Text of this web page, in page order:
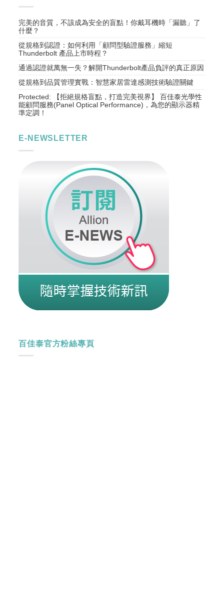
完美的音質，不該成為安全的盲點！你戴耳機時「漏聽」了
什麼？
從規格到認證：如何利用「顧問型驗證服務」縮短
Thunderbolt 產品上市時程？
通過認證就萬無一失？解開Thunderbolt產品負評的真正原因
從規格到品質管理實戰：智慧家居雷達感測技術驗證關鍵
Protected: 【拒絕規格盲點，打造完美視界】 百佳泰光學性
能顧問服務(Panel Optical Performance)，為您的顯示器精
準定調！
E-NEWSLETTER
百佳泰官方粉絲專頁